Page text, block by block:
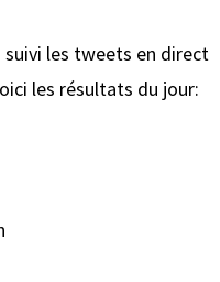
suivi les tweets en direct
les résultats du jour: